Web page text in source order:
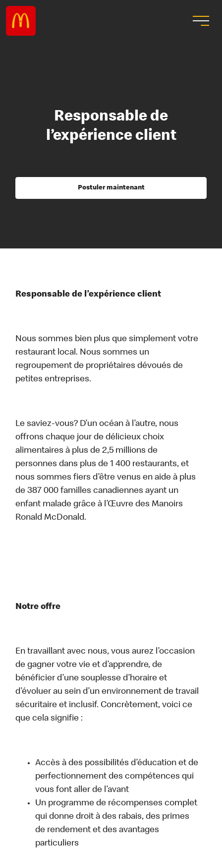
Responsable de
l’expérience client
Postuler maintenant
Responsable de l’expérience client
Nous sommes bien plus que simplement votre
restaurant local. Nous sommes un
regroupement de propriétaires dévoués de
petites entreprises.
Le saviez-vous? D’un océan à l’autre, nous
offrons chaque jour de délicieux choix
alimentaires à plus de 2,5 millions de
personnes dans plus de 1 400 restaurants, et
nous sommes fiers d’être venus en aide à plus
de 387 000 familles canadiennes ayant un
enfant malade grâce à l’Œuvre des Manoirs
Ronald McDonald.
Notre offre
En travaillant avec nous, vous aurez l’occasion
de gagner votre vie et d’apprendre, de
bénéficier d’une souplesse d’horaire et
d’évoluer au sein d’un environnement de travail
sécuritaire et inclusif. Concrètement, voici ce
que cela signifie :
Accès à des possibilités d’éducation et de
perfectionnement des compétences qui
vous font aller de l’avant
Un programme de récompenses complet
qui donne droit à des rabais, des primes
de rendement et des avantages
particuliers